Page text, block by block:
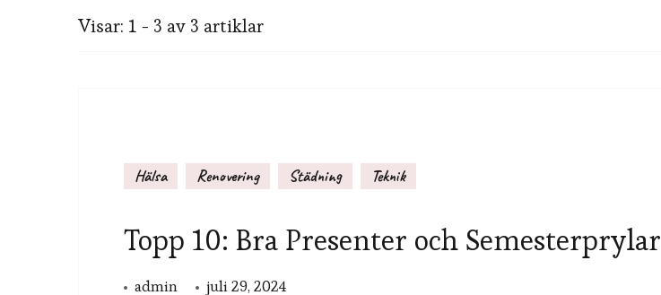
Visar: 1 - 3 av 3 artiklar
Hälsa Renovering Städning Teknik
Topp 10: Bra Presenter och Semesterprylar
admin juli 29, 2024